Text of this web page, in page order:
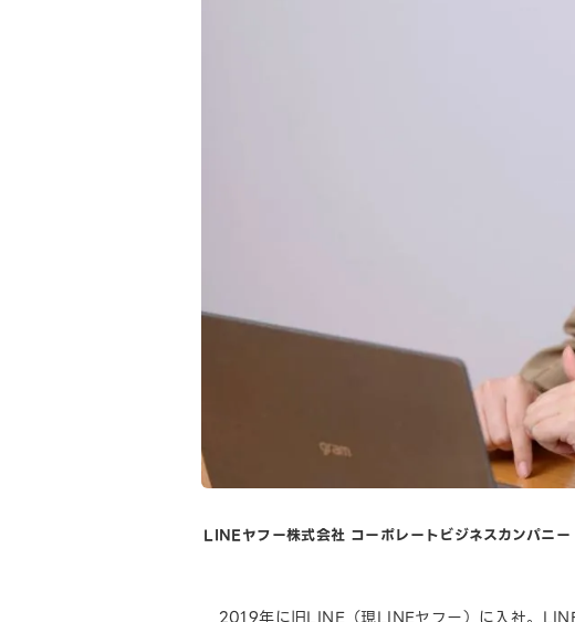
LINEヤフー株式会社 コーポレートビジネスカンパニ